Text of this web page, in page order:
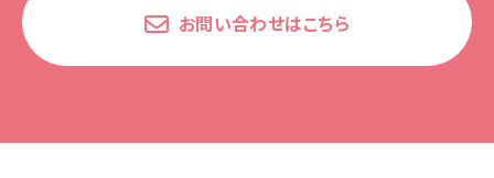
お問い合わせはこちら